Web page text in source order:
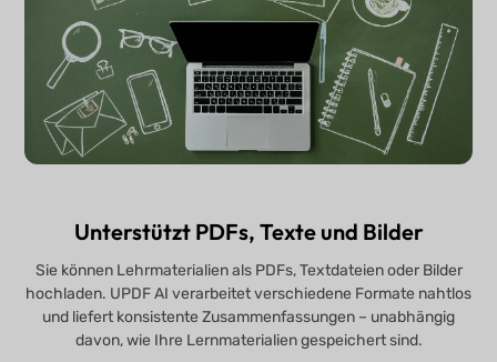
Unterstützt PDFs, Texte und Bilder
Sie können Lehrmaterialien als PDFs, Textdateien oder Bilder
hochladen. UPDF AI verarbeitet verschiedene Formate nahtlos
und liefert konsistente Zusammenfassungen – unabhängig
davon, wie Ihre Lernmaterialien gespeichert sind.